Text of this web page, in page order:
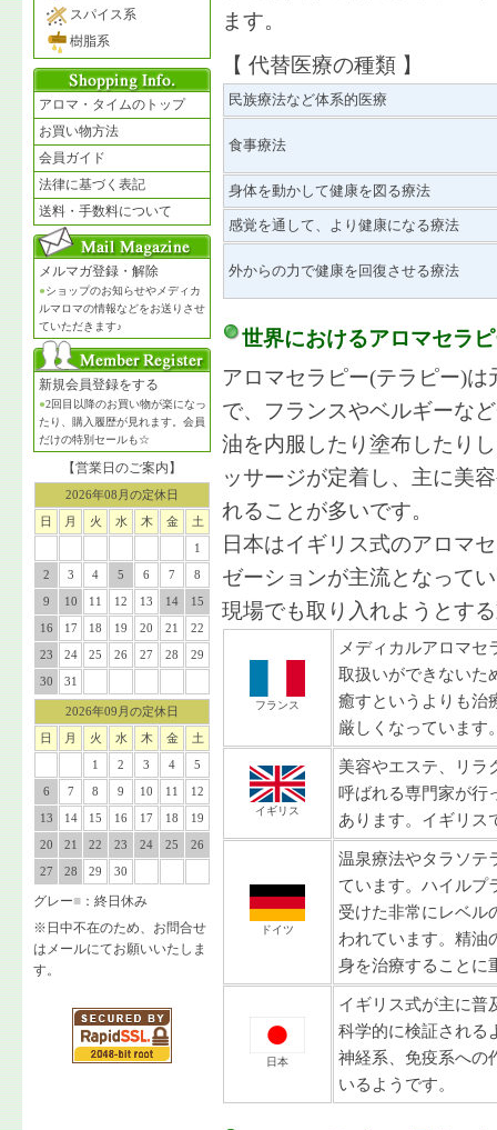
スパイス系
樹脂系
アロマ・タイムのトップ
お買い物方法
会員ガイド
法律に基づく表記
送料・手数料について
メルマガ登録・解除
●ショップのお知らせやメディカ
ルマロマの情報などをお送りさせ
ていただきます♪
新規会員登録をする
●2回目以降のお買い物が楽になっ
たり、購入履歴が見れます。会員
だけの特別セールも☆
【営業日のご案内】
2026年08月の定休日
日
月 火 水 木 金
土
1
2
3 4 5 6 7
8
9
10 11 12 13 14
15
16
17 18 19 20 21
22
23
24 25 26 27 28
29
30
31
2026年09月の定休日
日
月 火 水 木 金
土
1
2 3 4
5
6
7 8 9 10 11
12
13
14 15 16 17 18
19
20
21 22 23 24 25
26
27
28 29 30
グレー■ ：終日休み
※日中不在のため、お問合せ
はメールにてお願いいたしま
す。
ます。
【 代替医療の種類 】
民族療法など体系的医療
食事療法
身体を動かして健康を図る療法
感覚を通して、より健康になる療法
外からの力で健康を回復させる療法
世界におけるアロマセラ
アロマセラピー(テラピー)
で、フランスやベルギーな
油を内服したり塗布したり
ッサージが定着し、主に美
れることが多いです。
日本はイギリス式のアロマ
ゼーションが主流となって
現場でも取り入れようとす
フランス
メディカルアロマ
取扱いができないた
癒すというよりも治
厳しくなっています
イギリス
美容やエステ、リラ
呼ばれる専門家が行
あります。イギリス
ドイツ
温泉療法やタラソテ
ています。ハイルプ
受けた非常にレベル
われています。精油
身を治療することに
日本
イギリス式が主に普
科学的に検証される
神経系、免疫系への
いるようです。